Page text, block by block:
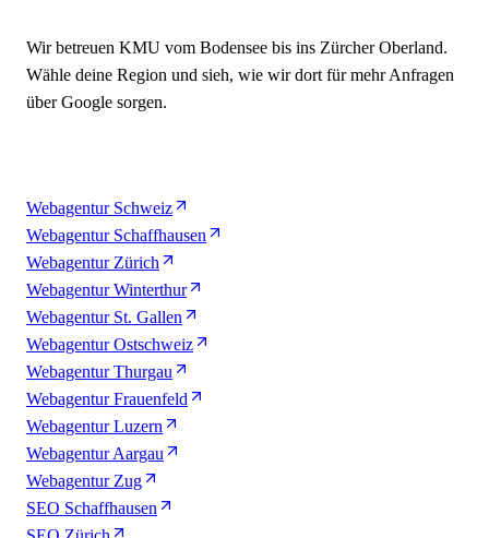
Wir betreuen KMU vom Bodensee bis ins Zürcher Oberland.
Wähle deine Region und sieh, wie wir dort für mehr Anfragen
über Google sorgen.
Webagentur Schweiz
Webagentur Schaffhausen
Webagentur Zürich
Webagentur Winterthur
Webagentur St. Gallen
Webagentur Ostschweiz
Webagentur Thurgau
Webagentur Frauenfeld
Webagentur Luzern
Webagentur Aargau
Webagentur Zug
SEO Schaffhausen